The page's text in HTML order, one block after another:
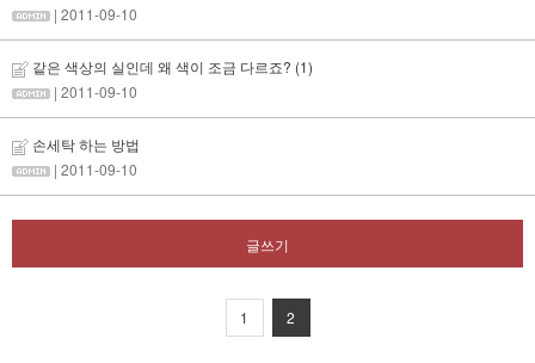
| 2011-09-10
같은 색상의 실인데 왜 색이 조금 다르죠? (1)
| 2011-09-10
손세탁 하는 방법
| 2011-09-10
글쓰기
1 2